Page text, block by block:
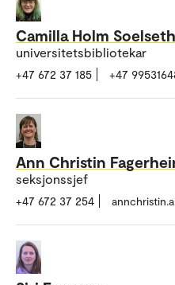
Camilla Holm Soelseth
universitetsbibliotekar
+47 672 37 185 +47
Ann Christin
seksjonssjef
+47 672 37 254